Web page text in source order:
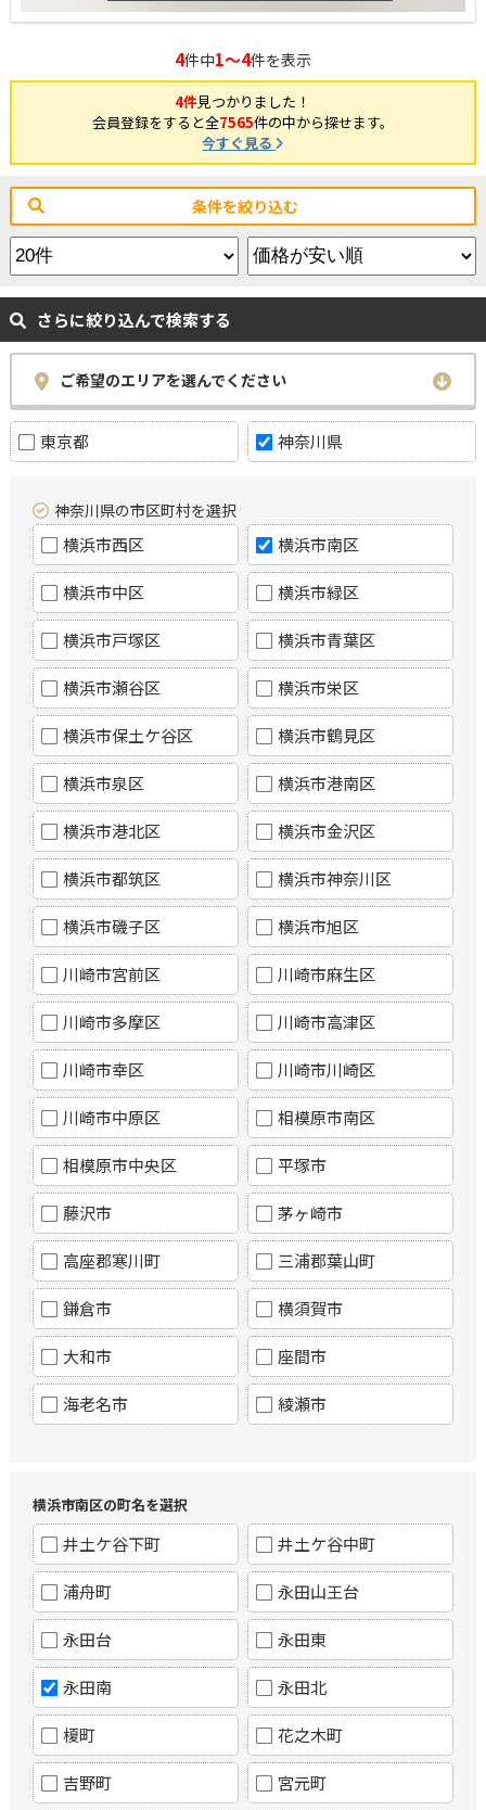
4件中1～4件を表示
4件見つかりました！
会員登録をすると全7565件の中から探せます。
今すぐ見る
条件を絞り込む
さらに絞り込んで検索する
ご希望のエリアを選んでください
東京都 神奈川県
神奈川県の市区町村を選択
横浜市西区 横浜市南区
横浜市中区 横浜市緑区
横浜市戸塚区 横浜市青葉区
横浜市瀬谷区 横浜市栄区
横浜市保土ケ谷区 横浜市鶴見区
横浜市泉区 横浜市港南区
横浜市港北区 横浜市金沢区
横浜市都筑区 横浜市神奈川区
横浜市磯子区 横浜市旭区
川崎市宮前区 川崎市麻生区
川崎市多摩区 川崎市高津区
川崎市幸区 川崎市川崎区
川崎市中原区 相模原市南区
相模原市中央区 平塚市
藤沢市 茅ヶ崎市
高座郡寒川町 三浦郡葉山町
鎌倉市 横須賀市
大和市 座間市
海老名市 綾瀬市
横浜市南区の町名を選択
井土ケ谷下町 井土ケ谷中町
浦舟町 永田山王台
永田台 永田東
永田南 永田北
榎町 花之木町
吉野町 宮元町